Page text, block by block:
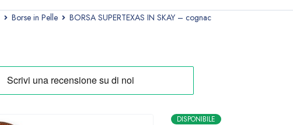
Borse in Pelle BORSA SUPERTEXAS IN SKAY – cognac
DISPONIBILE